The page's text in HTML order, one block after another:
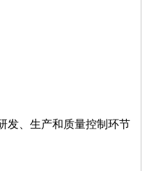
发、生产和质量控制环节